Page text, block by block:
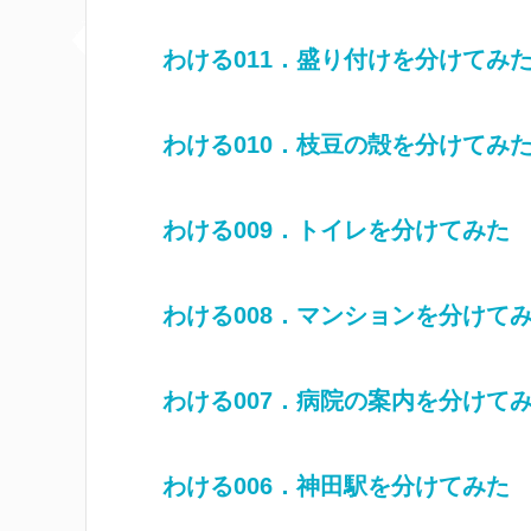
わける011．盛り付けを分けてみた
わける010．枝豆の殻を分けてみた
わける009．トイレを分けてみた
わける008．マンションを分けて
わける007．病院の案内を分けて
わける006．神田駅を分けてみた